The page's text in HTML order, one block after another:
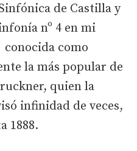
de Castilla y
nº 4 en mi
conocida como
la más popular de
quien la
infinidad de veces,
1888.